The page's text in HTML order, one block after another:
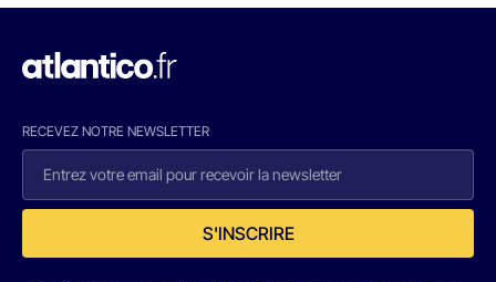
RECEVEZ NOTRE NEWSLETTER
S'INSCRIRE